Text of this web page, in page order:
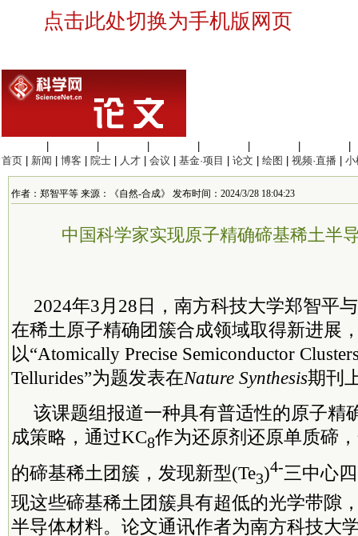
点击此处切换为手机版网页
首页
新闻 博客 院士 人才 会议 基金·项目 论文 绘图 视频·直播 小
作者：郑智平等 来源：《自然-合成》 发布时间：2024/3/28 18:04:23
中国科学家实现原子精确碲基稀土半
2024年3月28日，南方科技大学郑智平
在稀土原子精确团簇合成领域取得新进展
以“Atomically Precise Semiconductor
Tellurides”为题发表在Nature Synthesis期刊
该课题组报道一种具有普适性的原子精
成策略，通过KC8作为还原剂还原单质碲
的碲基稀土团簇，发现新型(Te3)4-三中心
现这些碲基稀土团簇具有超低的光学带隙
半导体材料。 论文通讯作者为南方科技大